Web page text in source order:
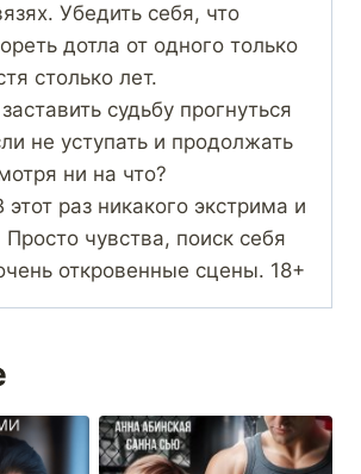
Убедить себя, что
дотла от одного только
столько лет.
судьбу прогнуться
не уступать и продолжать
ни на что?
раз никакого экстрима и
чувства, поиск себя
откровенные сцены. 18+